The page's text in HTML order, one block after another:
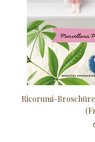
Ricorumi-